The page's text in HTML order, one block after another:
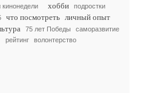
кинонедели
хобби
подростки
что посмотреть
личный опыт
75 лет Победы
саморазвитие
рейтинг
волонтерство